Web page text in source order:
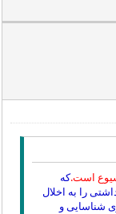
است.که
را به اخلال
شناسایی و